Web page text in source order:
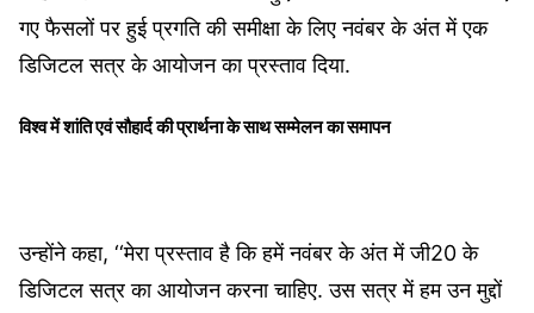
गए फैसलों पर हुई प्रगति की समीक्षा के लिए नवंबर के अंत में एक
डिजिटल सत्र के आयोजन का प्रस्ताव दिया.
विश्व में शांति एवं सौहार्द की प्रार्थना के साथ सम्मेलन का समापन
उन्होंने कहा, ‘‘मेरा प्रस्ताव है कि हमें नवंबर के अंत में जी20 के
डिजिटल सत्र का आयोजन करना चाहिए. उस सत्र में हम उन मुद्दों